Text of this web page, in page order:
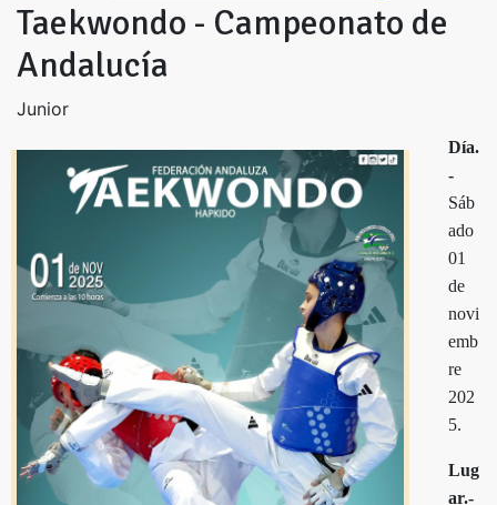
Taekwondo - Campeonato de
Andalucía
Junior
Día.
-
Sáb
ado
01
de
novi
emb
re
202
5.
Lug
ar.-